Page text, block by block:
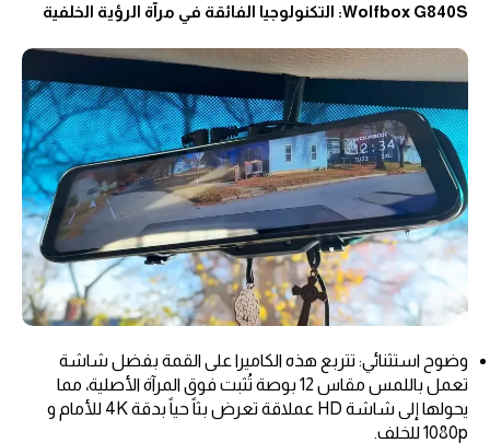
Wolfbox G840S: التكنولوجيا الفائقة في مرآة الرؤية الخلفية
وضوح استثنائي: تتربع هذه الكاميرا على القمة بفضل شاشة
تعمل باللمس مقاس 12 بوصة تُثبت فوق المرآة الأصلية، مما
يحولها إلى شاشة HD عملاقة تعرض بثاً حياً بدقة 4K للأمام و
1080p للخلف.